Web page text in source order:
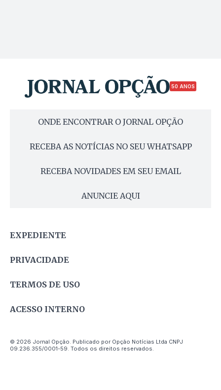
50 ANOS
ONDE ENCONTRAR O JORNAL OPÇÃO
RECEBA AS NOTÍCIAS NO SEU WHATSAPP
RECEBA NOVIDADES EM SEU EMAIL
ANUNCIE AQUI
EXPEDIENTE
PRIVACIDADE
TERMOS DE USO
ACESSO INTERNO
© 2026 Jornal Opção. Publicado por Opção Notícias Ltda CNPJ
09.236.355/0001-59. Todos os direitos reservados.